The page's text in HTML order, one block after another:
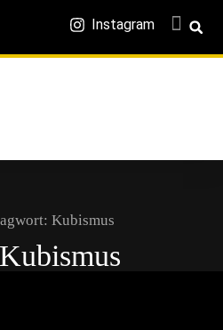
Instagram
Kubismus
Kubismus